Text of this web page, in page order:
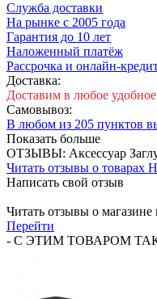
Cлужба доставки
На рынке с 2005 года
Гарантия до 10 лет
Наложенный платёж
Рассрочка и онлайн-
Доставка:
Доставим в любое
Самовывоз:
В любом из 205 пунктов
Показать больше
ОТЗЫВЫ: Аксессуар
Читать отзывы о товарах
Написать свой отзыв
Читать отзывы о
Перейти
- С ЭТИМ ТОВАРОМ